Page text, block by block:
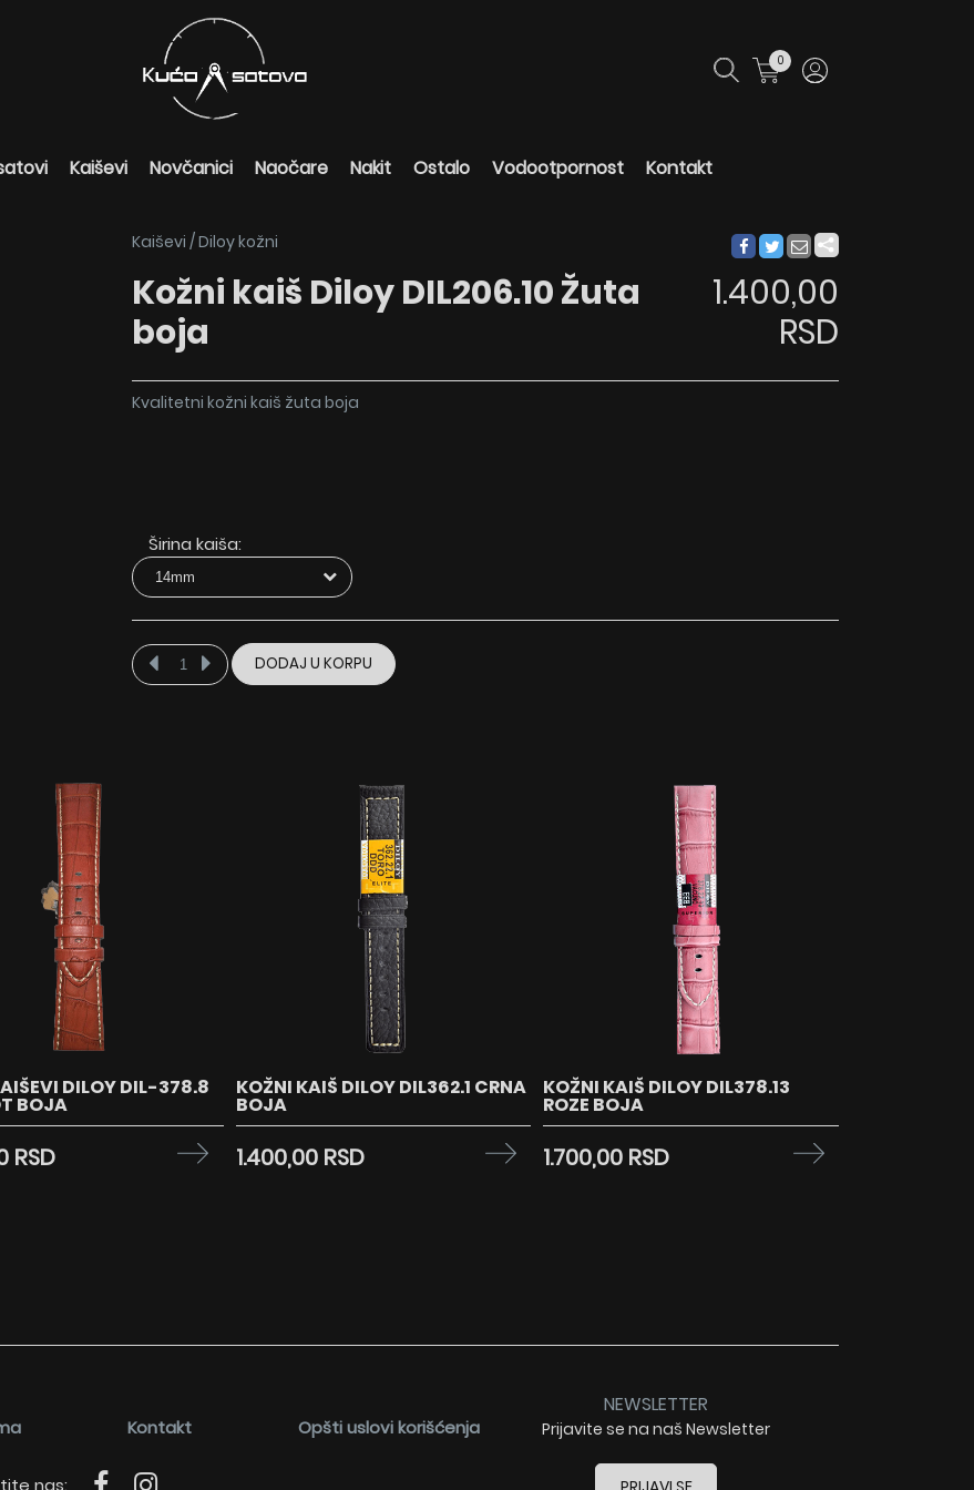
0
Kaiševi Novčanici Naočare Nakit Ostalo Vodootpornost Kontakt
Kaiševi /Diloy kožni
Kožni kaiš Diloy DIL206.10 Žuta
boja
1.400,00
RSD
Kvalitetni kožni kaiš žuta boja
Širina kaiša:
DODAJ U KORPU
DILOY DIL-378.8
BOJA
RSD
KOŽNI KAIŠ DILOY DIL362.1 CRNA
BOJA
1.400,00 RSD
KOŽNI KAIŠ DILOY DIL378.13
ROZE BOJA
1.700,00 RSD
Kontakt Opšti uslovi korišćenja
nas:
NEWSLETTER
Prijavite se na naš Newsletter